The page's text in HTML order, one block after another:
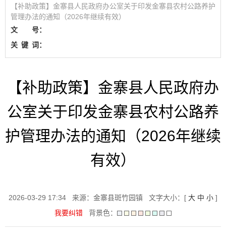
【补助政策】金寨县人民政府办公室关于印发金寨县农村公路养护
管理办法的通知（2026年继续有效）
文 号：
关 键 词：
【补助政策】金寨县人民政府办
公室关于印发金寨县农村公路养
护管理办法的通知（2026年继续
有效）
2026-03-29 17:34 来源：金寨县斑竹园镇 文字大小：[大 中 小 ]
我要纠错
背景色：